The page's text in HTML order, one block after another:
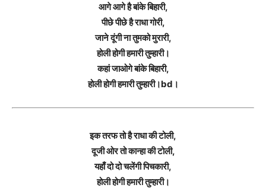
आगे आगे है बांके बिहारी,
पीछे पीछे है राधा गोरी,
जाने दूंगी ना तुमको मुरारी,
होली होगी हमारी तुम्हारी।
कहां जाओगे बांके बिहारी,
होली होगी हमारी तुम्हारी।bd।
इक तरफ तो है राधा की टोली,
दूजी ओर तो कान्हा की टोली,
यहाँ दो दो चलेंगी पिचकारी,
होली होगी हमारी तुम्हारी।